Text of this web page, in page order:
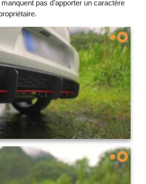
pas d’apporter un caractère